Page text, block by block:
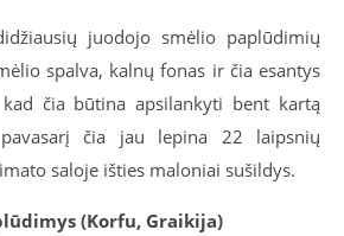
juodojo smėlio paplūdimių
spalva, kalnų fonas ir čia esantys
čia būtina apsilankyti bent kartą
čia jau lepina 22 laipsnių
saloje išties maloniai sušildys.
(Korfu, Graikija)